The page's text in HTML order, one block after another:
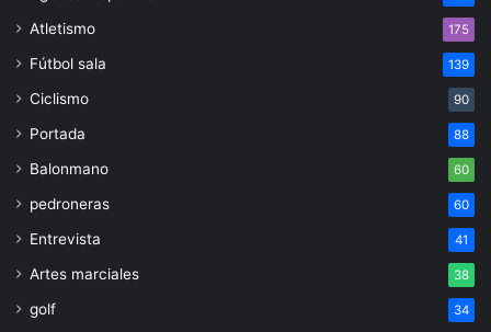
Atletismo 175
Fútbol sala 139
Ciclismo 90
Portada 88
Balonmano 60
pedroneras 60
Entrevista 41
Artes marciales 38
golf 34